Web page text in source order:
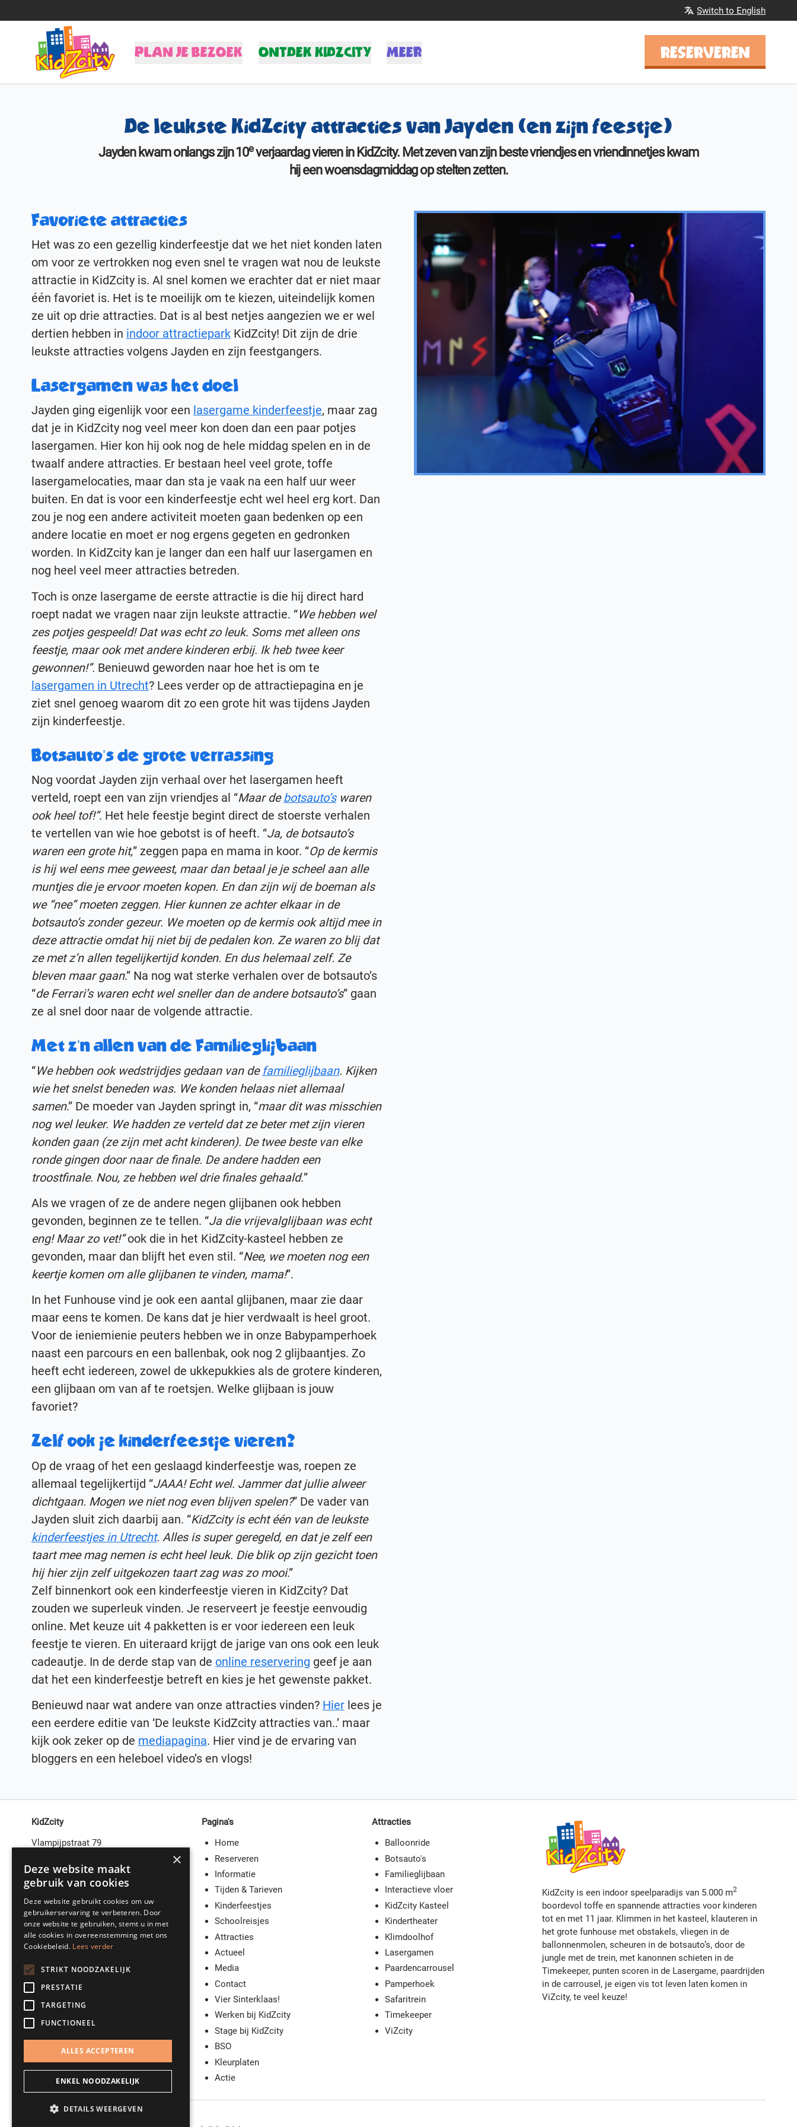
Switch to English
PLAN JE BEZOEK
Schoolreisjes
Vier Sinterklaas!
ONTDEK KIDZCITY
Kleurplaten
MEER
Contact
Werken bij KidZcity
Stage bij KidZcity
RESERVEREN
De leukste KidZcity attracties van Jayden (en zijn feestje)
Jayden kwam onlangs zijn 10everjaardag vieren in KidZcity. Met zeven van zijn beste vriendjes en vriendinnetjes kwam
hij een woensdagmiddag op stelten zetten.
Favoriete attracties
Het was zo een gezellig kinderfeestje dat we het niet konden laten
om voor ze vertrokken nog even snel te vragen wat nou de leukste
attractie in KidZcity is. Al snel komen we erachter dat er niet maar
één favoriet is. Het is te moeilijk om te kiezen, uiteindelijk komen
ze uit op drie attracties. Dat is al best netjes aangezien we er wel
dertien hebben in indoor attractieparkKidZcity! Dit zijn de drie
leukste attracties volgens Jayden en zijn feestgangers.
Lasergamen was het doel
Jayden ging eigenlijk voor een lasergame kinderfeestje, maar zag
dat je in KidZcity nog veel meer kon doen dan een paar potjes
lasergamen. Hier kon hij ook nog de hele middag spelen en in de
twaalf andere attracties. Er bestaan heel veel grote, toffe
lasergamelocaties, maar dan sta je vaak na een half uur weer
buiten. En dat is voor een kinderfeestje echt wel heel erg kort. Dan
zou je nog een andere activiteit moeten gaan bedenken op een
andere locatie en moet er nog ergens gegeten en gedronken
worden. In KidZcity kan je langer dan een half uur lasergamen en
nog heel veel meer attracties betreden.
Toch is onze lasergame de eerste attractie is die hij direct hard
roept nadat we vragen naar zijn leukste attractie. “We hebben wel
zes potjes gespeeld! Dat was echt zo leuk. Soms met alleen ons
feestje, maar ook met andere kinderen erbij. Ik heb twee keer
gewonnen!”. Benieuwd geworden naar hoe het is om te
lasergamen in Utrecht? Lees verder op de attractiepagina en je
ziet snel genoeg waarom dit zo een grote hit was tijdens Jayden
zijn kinderfeestje.
Botsauto’s de grote verrassing
Nog voordat Jayden zijn verhaal over het lasergamen heeft
verteld, roept een van zijn vriendjes al “Maar debotsauto’swaren
ook heel tof!”. Het hele feestje begint direct de stoerste verhalen
te vertellen van wie hoe gebotst is of heeft. “Ja, de botsauto’s
waren een grote hit,” zeggen papa en mama in koor. “Op de kermis
is hij wel eens mee geweest, maar dan betaal je je scheel aan alle
muntjes die je ervoor moeten kopen. En dan zijn wij de boeman als
we “nee” moeten zeggen. Hier kunnen ze achter elkaar in de
botsauto’s zonder gezeur. We moeten op de kermis ook altijd mee in
deze attractie omdat hij niet bij de pedalen kon. Ze waren zo blij dat
ze met z’n allen tegelijkertijd konden. En dus helemaal zelf. Ze
bleven maar gaan.” Na nog wat sterke verhalen over de botsauto’s
“de Ferrari’s waren echt wel sneller dan de andere botsauto’s” gaan
ze al snel door naar de volgende attractie.
Met z’n allen van de Familieglijbaan
“We hebben ook wedstrijdjes gedaan van de familieglijbaan. Kijken
wie het snelst beneden was. We konden helaas niet allemaal
samen.” De moeder van Jayden springt in, “maar dit was misschien
nog wel leuker. We hadden ze verteld dat ze beter met zijn vieren
konden gaan (ze zijn met acht kinderen). De twee beste van elke
ronde gingen door naar de finale. De andere hadden een
troostfinale. Nou, ze hebben wel drie finales gehaald.”
Als we vragen of ze de andere negen glijbanen ook hebben
gevonden, beginnen ze te tellen. “Ja die vrijevalglijbaan was echt
eng! Maar zo vet!”ook die in het KidZcity-kasteel hebben ze
gevonden, maar dan blijft het even stil. “Nee, we moeten nog een
keertje komen om alle glijbanen te vinden, mama!”.
In het Funhouse vind je ook een aantal glijbanen, maar zie daar
maar eens te komen. De kans dat je hier verdwaalt is heel groot.
Voor de ieniemienie peuters hebben we in onze Babypamperhoek
naast een parcours en een ballenbak, ook nog 2 glijbaantjes. Zo
heeft echt iedereen, zowel de ukkepukkies als de grotere kinderen,
een glijbaan om van af te roetsjen. Welke glijbaan is jouw
favoriet?
Zelf ook je kinderfeestje vieren?
Op de vraag of het een geslaagd kinderfeestje was, roepen ze
allemaal tegelijkertijd “JAAA! Echt wel. Jammer dat jullie alweer
dichtgaan. Mogen we niet nog even blijven spelen?” De vader van
Jayden sluit zich daarbij aan. “KidZcity is echt één van de leukste
kinderfeestjes in Utrecht. Alles is super geregeld, en dat je zelf een
taart mee mag nemen is echt heel leuk. Die blik op zijn gezicht toen
hij hier zijn zelf uitgekozen taart zag was zo mooi.”
Zelf binnenkort ook een kinderfeestje vieren in KidZcity? Dat
zouden we superleuk vinden. Je reserveert je feestje eenvoudig
online. Met keuze uit 4 pakketten is er voor iedereen een leuk
feestje te vieren. En uiteraard krijgt de jarige van ons ook een leuk
cadeautje. In de derde stap van de online reservering geef je aan
dat het een kinderfeestje betreft en kies je het gewenste pakket.
Benieuwd naar wat andere van onze attracties vinden? Hierlees je
een eerdere editie van ‘De leukste KidZcity attracties van..’ maar
kijk ook zeker op de mediapagina. Hier vind je de ervaring van
bloggers en een heleboel video’s en vlogs!
KidZcity
Vlampijpstraat 79
Vind ons op
Google Maps
servicebalie@kidzcity.nl
+31 (0)30 242 00 42
Pagina's
Home
Reserveren
Informatie
Tijden & Tarieven
Kinderfeestjes
Schoolreisjes
Attracties
Actueel
Media
Contact
Vier Sinterklaas!
Werken bij KidZcity
Stage bij KidZcity
BSO
Kleurplaten
Actie
Attracties
Balloonride
Botsauto's
Familieglijbaan
Interactieve vloer
KidZcity Kasteel
Kindertheater
Klimdoolhof
Lasergamen
Paardencarrousel
Pamperhoek
Safaritrein
Timekeeper
ViZcity
KidZcity is een indoor speelparadijs van 5.000 m2
boordevol toffe en spannende attracties voor kinderen
tot en met 11 jaar. Klimmen in het kasteel, klauteren in
het grote funhouse met obstakels, vliegen in de
ballonnenmolen, scheuren in de botsauto’s, door de
jungle met de trein, met kanonnen schieten in de
Timekeeper, punten scoren in de Lasergame, paardrijden
in de carrousel, je eigen vis tot leven laten komen in
ViZcity, te veel keuze!
© 2026, KidZcity - Privacy-Sitemap
Deze website maakt
gebruik van cookies
Deze website gebruikt cookies om uw
gebruikerservaring te verbeteren. Door
onze website te gebruiken, stemt u in met
alle cookies in overeenstemming met ons
Cookiebeleid. Lees verder
STRIKT NOODZAKELIJK
PRESTATIE
TARGETING
FUNCTIONEEL
ALLES ACCEPTEREN
ENKEL NOODZAKELIJK
DETAILS WEERGEVEN